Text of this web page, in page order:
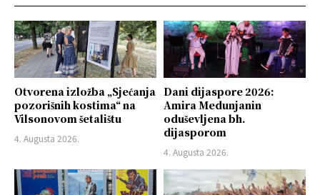
Otvorena izložba „Sjećanja
pozorišnih kostima“ na
Vilsonovom šetalištu
4. Augusta 2026.
Dani dijaspore 2026:
Amira Medunjanin
oduševljena bh.
dijasporom
4. Augusta 2026.